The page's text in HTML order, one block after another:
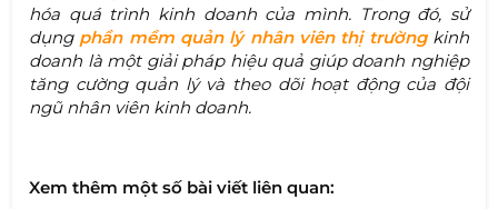
hóa quá trình kinh doanh của mình. Trong đó, sử
dụng phần mềm quản lý nhân viên thị trườngkinh
doanh là một giải pháp hiệu quả giúp doanh nghiệp
tăng cường quản lý và theo dõi hoạt động của đội
ngũ nhân viên kinh doanh.
Xem thêm một số bài viết liên quan: